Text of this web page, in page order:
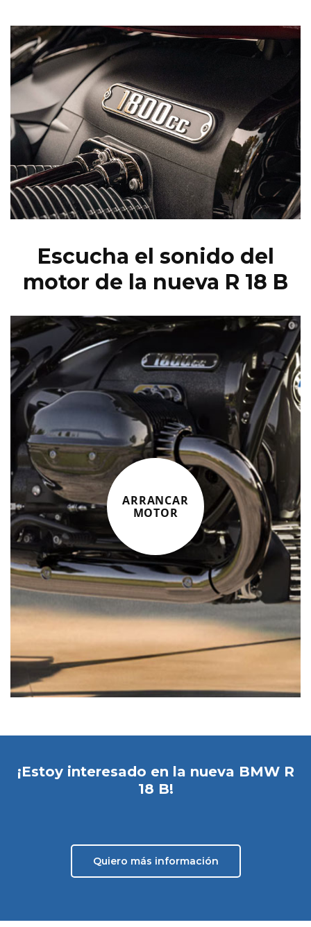
Escucha el sonido del
motor de la nueva R 18 B
ARRANCAR
MOTOR
¡Estoy interesado en la nueva BMW R
18 B!
Quiero más información